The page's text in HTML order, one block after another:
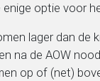
optie voor
lager dan de
na de AOW
op of (net)